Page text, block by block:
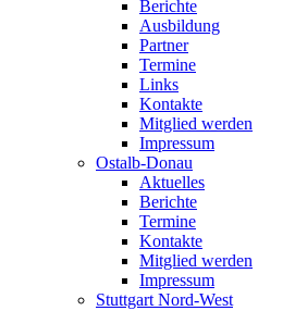
Berichte
Ausbildung
Partner
Termine
Links
Kontakte
Mitglied werden
Impressum
Ostalb-Donau
Aktuelles
Berichte
Termine
Kontakte
Mitglied werden
Impressum
Stuttgart Nord-West